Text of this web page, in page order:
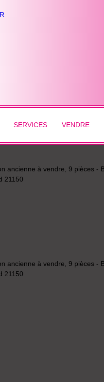
SERVICES VENDRE